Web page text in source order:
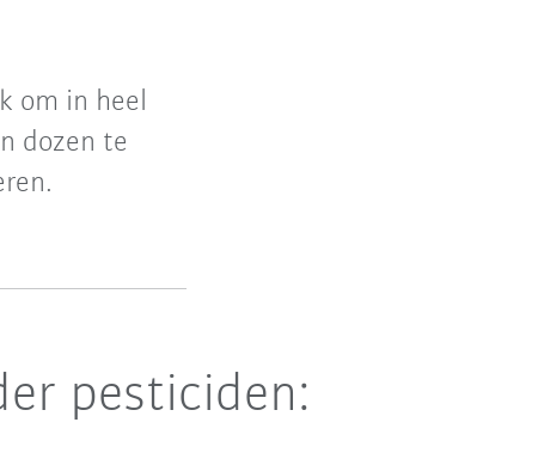
om in heel
dozen te
pesticiden: